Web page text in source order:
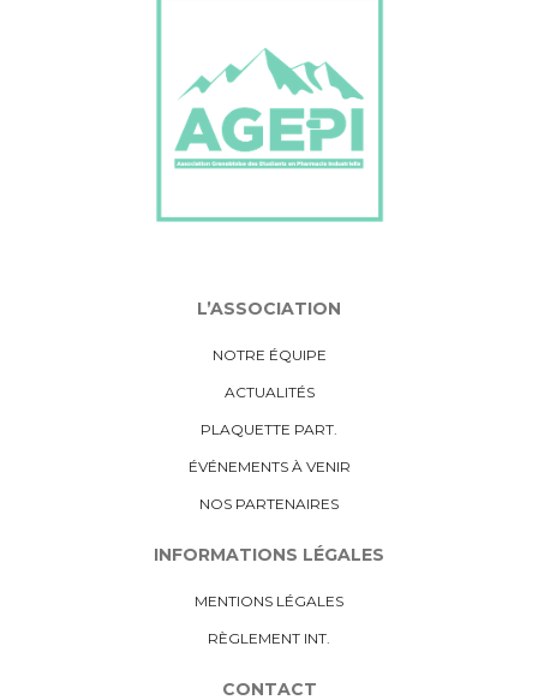
L’ASSOCIATION
NOTRE ÉQUIPE
ACTUALITÉS
PLAQUETTE PART.
ÉVÉNEMENTS À VENIR
NOS PARTENAIRES
INFORMATIONS LÉGALES
MENTIONS LÉGALES
RÈGLEMENT INT.
CONTACT